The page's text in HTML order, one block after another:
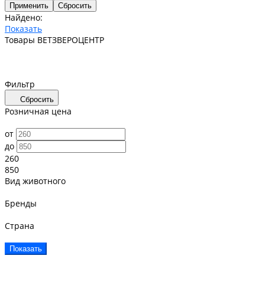
Найдено:
Показать
Товары ВЕТЗВЕРОЦЕНТР
Фильтр
Сбросить
Розничная цена
от
до
260
850
Вид животного
Бренды
Страна
Показать